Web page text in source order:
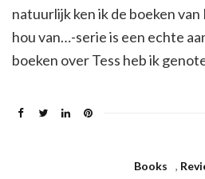
natuurlijk ken ik de boeken
hou van…-serie is een echte
boeken over Tess heb ik
Books ,